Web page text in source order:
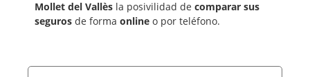
Mollet del Vallès la posivilidad de comparar sus
seguros de forma online o por teléfono.